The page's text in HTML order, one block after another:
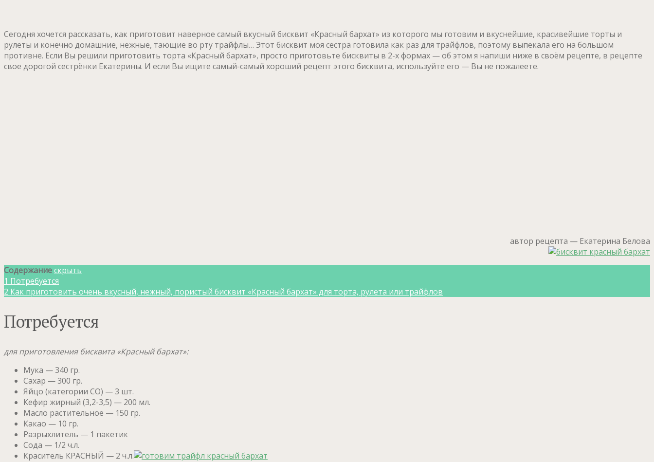
Сегодня хочется рассказать, как приготовит наверное самый вкусный бисквит «Красный бархат» из которого мы готовим и вкуснейшие, красивейшие торты и
рулеты и конечно домашние, нежные, тающие во рту трайфлы… Этот бисквит моя сестра готовила как раз для трайфлов, поэтому выпекала его на большом
противне. Если Вы решили приготовить торта «Красный бархат», просто приготовьте бисквиты в 2-х формах — об этом я напиши ниже в своём рецепте, в рецепте
свое дорогой сестрёнки Екатерины. И если Вы ищите самый-самый хороший рецепт этого бисквита, используйте его — Вы не пожалеете.
автор рецепта — Екатерина Белова
Содержаниескрыть
1 Потребуется
2 Как приготовить очень вкусный, нежный, пористый бисквит «Красный бархат» для торта, рулета или трайфлов
Потребуется
для приготовления бисквита «Красный бархат»:
Мука — 340 гр.
Сахар — 300 гр.
Яйцо (категории СО) — 3 шт.
Кефир жирный (3,2-3,5) — 200 мл.
Масло растительное — 150 гр.
Какао — 10 гр.
Разрыхлитель — 1 пакетик
Сода — 1/2 ч.л.
Краситель КРАСНЫЙ — 2 ч.л.